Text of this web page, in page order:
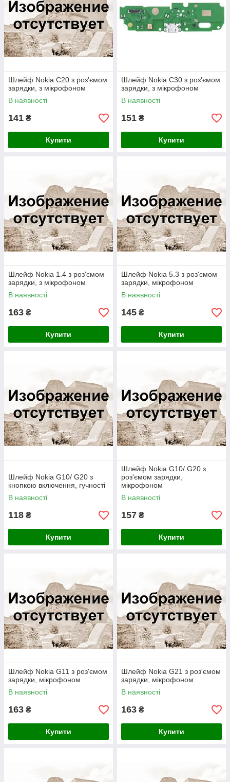
Шлейф Nokia C20 з роз'ємом
зарядки, з мікрофоном
В наявності
141 ₴
Купити
Шлейф Nokia C30 з роз'ємом
зарядки, з мікрофоном
В наявності
151 ₴
Купити
Шлейф Nokia 1.4 з роз'ємом
зарядки, з мікрофоном
В наявності
163 ₴
Купити
Шлейф Nokia 5.3 з роз'ємом
зарядки, мікрофоном
В наявності
145 ₴
Купити
Шлейф Nokia G10/ G20 з
кнопкою включення, гучності
В наявності
118 ₴
Купити
Шлейф Nokia G10/ G20 з
роз'ємом зарядки,
мікрофоном
В наявності
157 ₴
Купити
Шлейф Nokia G11 з роз'ємом
зарядки, мікрофоном
В наявності
163 ₴
Купити
Шлейф Nokia G21 з роз'ємом
зарядки, мікрофоном
В наявності
163 ₴
Купити